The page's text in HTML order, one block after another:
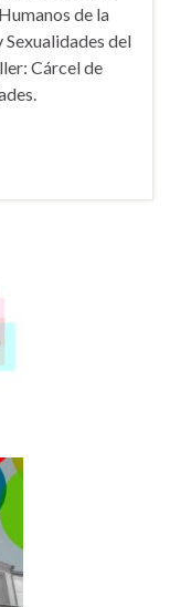
de la
Sexualidades del
Cárcel de